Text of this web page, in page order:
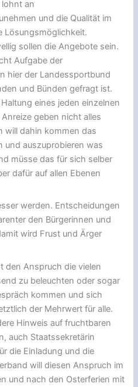
lohnt an
und die Qualität im
Lösungsmöglichkeit.
sollen die Angebote sein.
Aufgabe der
hier der Landessportbund
und Bünden gefragt ist.
eines jeden einzelnen
geben nicht alles
will dahin kommen das
und auszuprobieren was
müsse das für sich selber
dafür auf allen Ebenen
werden. Entscheidungen
den Bürgerinnen und
wird Frust und Ärger
den Anspruch die vielen
zu beleuchten oder sogar
kommen und sich
der Mehrwert für alle.
Hinweis auf fruchtbaren
auch Staatssekretärin
die Einladung und die
will diesen Anspruch im
und nach den Osterferien mit